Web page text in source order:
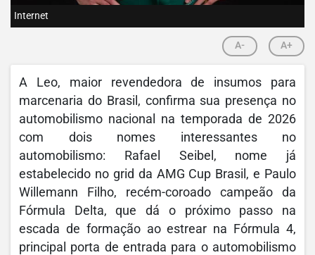
Internet
A- A+
A Leo, maior revendedora de insumos para
marcenaria do Brasil, confirma sua presença no
automobilismo nacional na temporada de 2026
com dois nomes interessantes no
automobilismo: Rafael Seibel, nome já
estabelecido no grid da AMG Cup Brasil, e Paulo
Willemann Filho, recém-coroado campeão da
Fórmula Delta, que dá o próximo passo na
escada de formação ao estrear na Fórmula 4,
principal porta de entrada para o automobilismo